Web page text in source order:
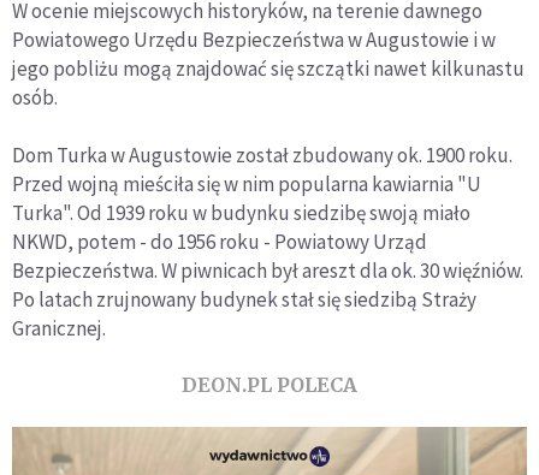
W ocenie miejscowych historyków, na terenie dawnego
Powiatowego Urzędu Bezpieczeństwa w Augustowie i w
jego pobliżu mogą znajdować się szczątki nawet kilkunastu
osób.
Dom Turka w Augustowie został zbudowany ok. 1900 roku.
Przed wojną mieściła się w nim popularna kawiarnia "U
Turka". Od 1939 roku w budynku siedzibę swoją miało
NKWD, potem - do 1956 roku - Powiatowy Urząd
Bezpieczeństwa. W piwnicach był areszt dla ok. 30 więźniów.
Po latach zrujnowany budynek stał się siedzibą Straży
Granicznej.
DEON.PL POLECA